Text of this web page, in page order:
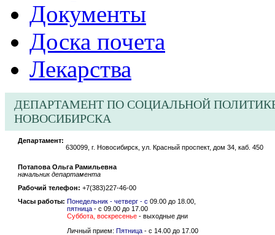
Документы
Доска почета
Лекарства
ДЕПАРТАМЕНТ ПО СОЦИАЛЬНОЙ
НОВОСИБИРСКА
Департамент:
​630099, г. Новосибирск, ул. Красный проспект, дом 34, каб. 450
Потапова Ольга Рамильевна
начальник департамента
Рабочий телефон: +7(383)227-46-00
Часы работы: Понедельник - четверг - с 09.00 до 18.00,
пятница - с 09.00 до 17.00
Суббота, воскресенье - выходные дни
Личный прием: Пятница - с 14.00 до 17.00